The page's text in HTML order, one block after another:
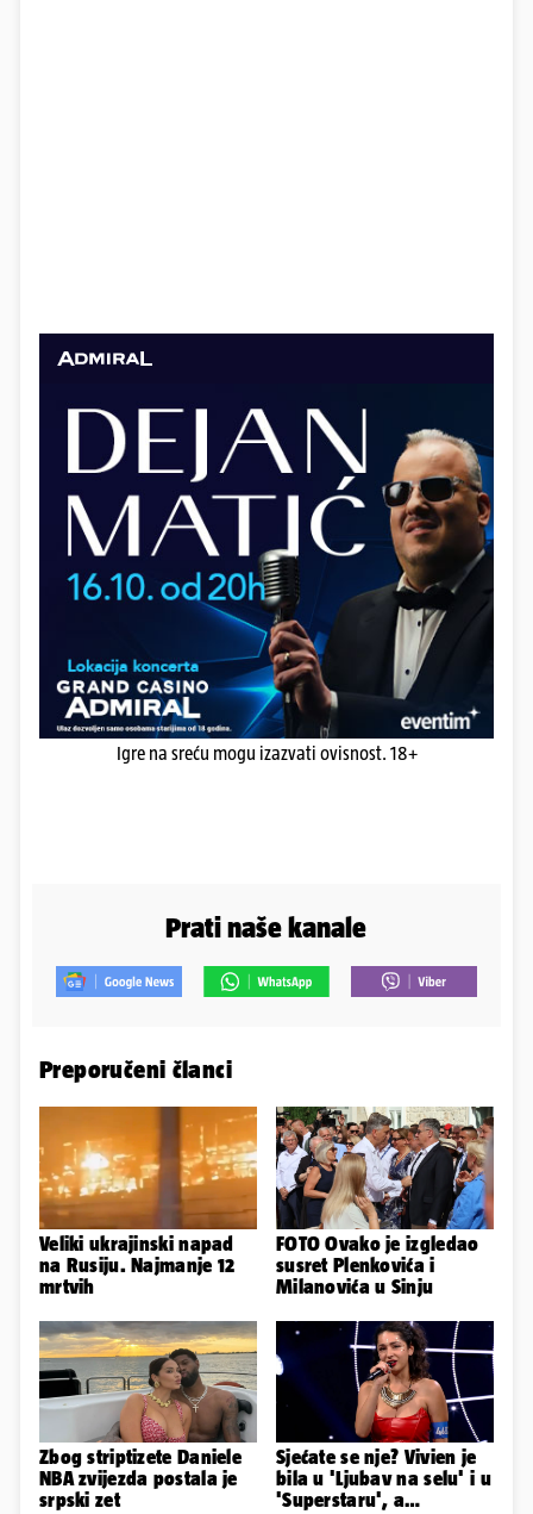
Igre na sreću mogu izazvati ovisnost. 18+
Prati naše kanale
Preporučeni članci
Veliki ukrajinski napad
na Rusiju. Najmanje 12
mrtvih
FOTO Ovako je izgledao
susret Plenkovića i
Milanovića u Sinju
Zbog striptizete Daniele
NBA zvijezda postala je
srpski zet
Sjećate se nje? Vivien je
bila u 'Ljubav na selu' i u
'Superstaru', a